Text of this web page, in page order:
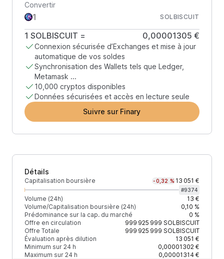
Convertir
SOLBISCUIT
1 SOLBISCUIT = 0,00001305 €
Connexion sécurisée d’Exchanges et mise à jour
automatique de vos soldes
Synchronisation des Wallets tels que Ledger,
Metamask ...
10,000 cryptos disponibles
Données sécurisées et accès en lecture seule
Suivre sur Finary
Détails
Capitalisation boursière -0,32 % 13 051 €
#9374
Volume (24h)
13 €
Volume/Capitalisation boursière (24h)
0,10 %
Prédominance sur la cap. du marché
0 %
Offre en circulation
999 925 999 SOLBISCUIT
Offre Totale
999 925 999 SOLBISCUIT
Évaluation après dilution
13 051 €
Minimum sur 24 h
0,00001302 €
Maximum sur 24 h
0,00001314 €